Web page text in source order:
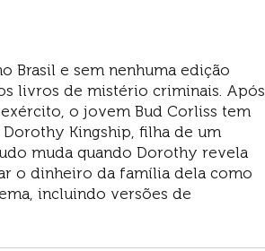
Brasil e sem nenhuma edição
livros de mistério criminais. Após
o jovem Bud Corliss tem
Kingship, filha de um
muda quando Dorothy revela
o dinheiro da família dela como
incluindo versões de